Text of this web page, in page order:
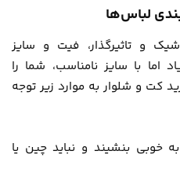
و تاثیرگذار، فیت و سایز
اما با سایز نامناسب، شما را
کت و شلوار به موارد زیر توجه
خوبی بنشیند و نباید چین یا